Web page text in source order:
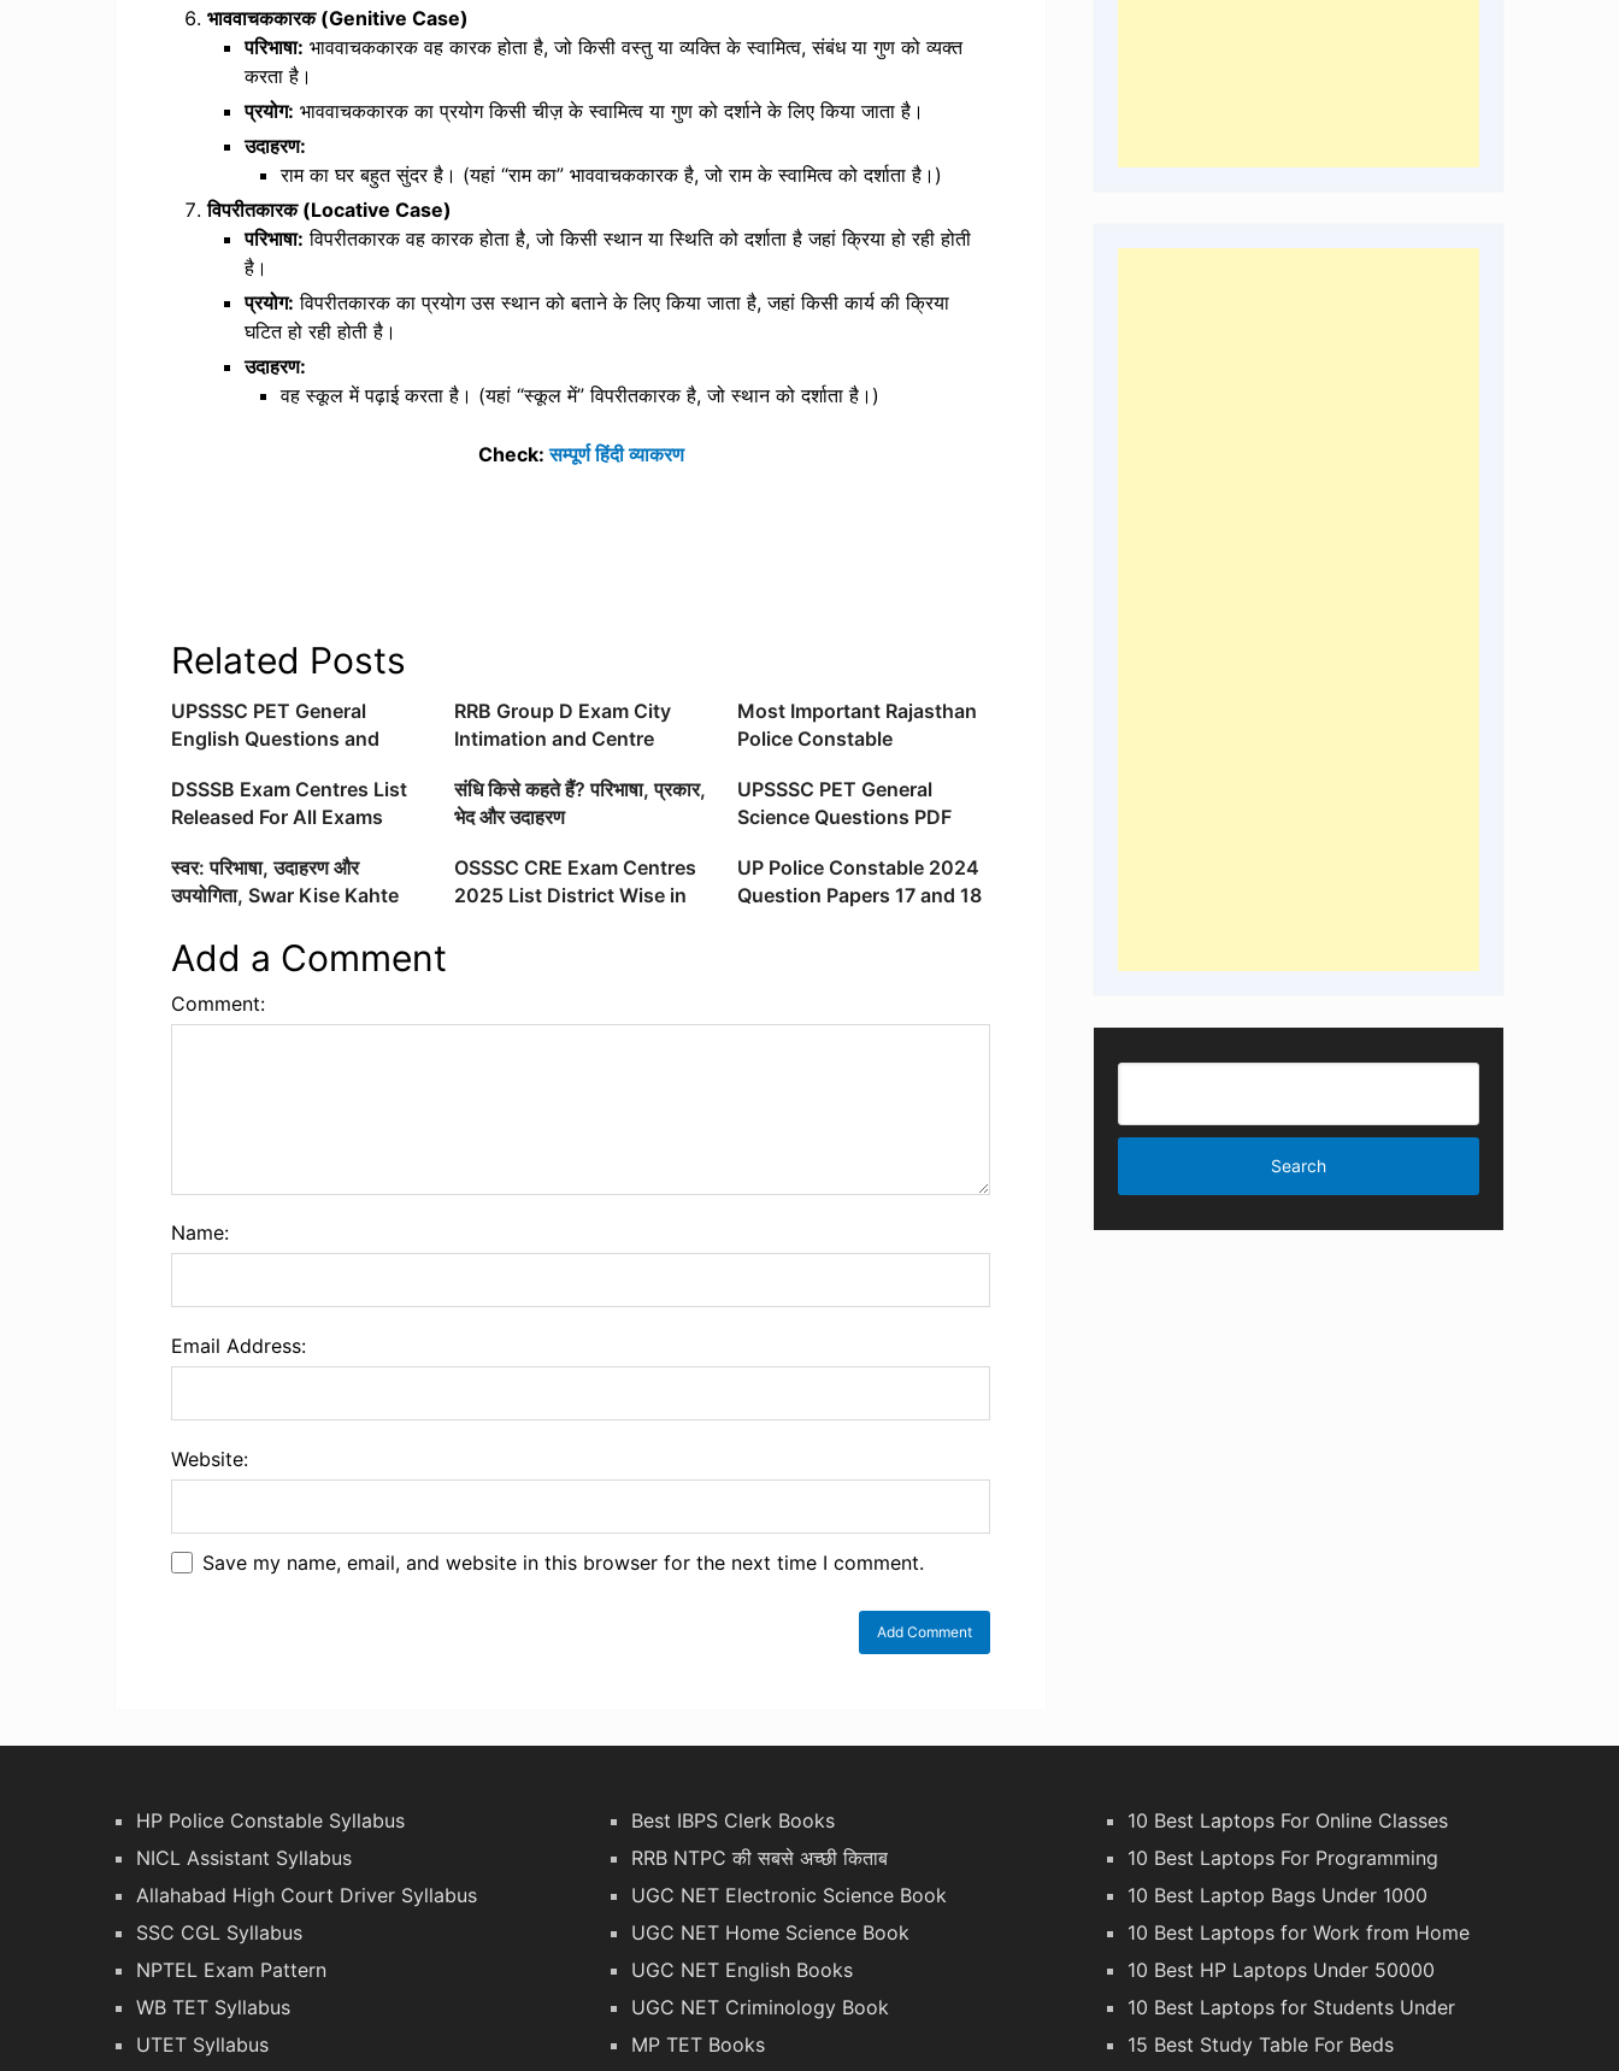
भाववाचककारक (Genitive Case)
परिभाषा: भाववाचककारक वह कारक होता है, जो किसी वस्तु या व्यक्ति के स्वामित्व, संबंध या गुण को व्यक्त
करता है।
प्रयोग: भाववाचककारक का प्रयोग किसी चीज़ के स्वामित्व या गुण को दर्शाने के लिए किया जाता है।
उदाहरण:
राम का घर बहुत सुंदर है। (यहां “राम का” भाववाचककारक है, जो राम के स्वामित्व को दर्शाता है।)
विपरीतकारक (Locative Case)
परिभाषा: विपरीतकारक वह कारक होता है, जो किसी स्थान या स्थिति को दर्शाता है जहां क्रिया हो रही होती
है।
प्रयोग: विपरीतकारक का प्रयोग उस स्थान को बताने के लिए किया जाता है, जहां किसी कार्य की क्रिया
घटित हो रही होती है।
उदाहरण:
वह स्कूल में पढ़ाई करता है। (यहां “स्कूल में” विपरीतकारक है, जो स्थान को दर्शाता है।)
Check:सम्पूर्ण हिंदी व्याकरण
Related Posts
UPSSSC PET General
English Questions and
RRB Group D Exam City
Intimation and Centre
Exam Location
Most Important Rajasthan
Police Constable
Solutions
DSSSB Exam Centres List
Released For All Exams
संधि किसे कहते हैं? परिभाषा, प्रकार,
भेद और उदाहरण
UPSSSC PET General
Science Questions PDF
स्वर: परिभाषा, उदाहरण और
उपयोगिता, Swar Kise Kahte
OSSSC CRE Exam Centres
2025 List District Wise in
UP Police Constable 2024
Question Papers 17 and 18
Add a Comment
Comment:
Name:
Email Address:
Website:
Save my name, email, and website in this browser for the next time I comment.
HP Police Constable Syllabus
NICL Assistant Syllabus
Allahabad High Court Driver Syllabus
SSC CGL Syllabus
NPTEL Exam Pattern
WB TET Syllabus
UTET Syllabus
Best IBPS Clerk Books
RRB NTPC की सबसे अच्छी किताब
UGC NET Electronic Science Book
UGC NET Home Science Book
UGC NET English Books
UGC NET Criminology Book
MP TET Books
10 Best Laptops For Online Classes
10 Best Laptops For Programming
10 Best Laptop Bags Under 1000
10 Best Laptops for Work from Home
10 Best HP Laptops Under 50000
10 Best Laptops for Students Under
15 Best Study Table For Beds